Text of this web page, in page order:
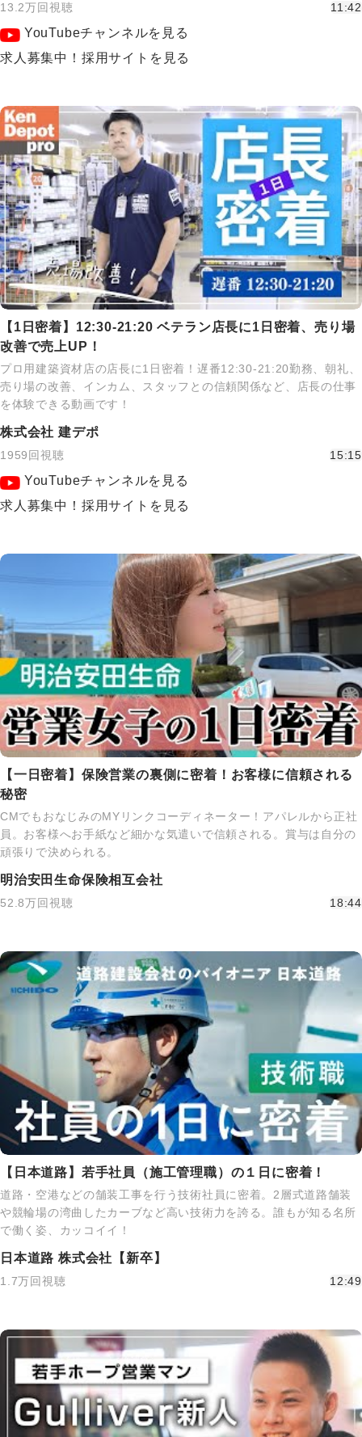
13.2万回視聴 11:42
YouTubeチャンネルを見る
求人募集中！採用サイトを見る
【1日密着】12:30-21:20 ベテラン店長に1日密着、売り場
改善で売上UP！
プロ用建築資材店の店長に1日密着！遅番12:30-21:20勤務、朝礼、
売り場の改善、インカム、スタッフとの信頼関係など、店長の仕事
を体験できる動画です！
株式会社 建デポ
1959回視聴 15:15
YouTubeチャンネルを見る
求人募集中！採用サイトを見る
【一日密着】保険営業の裏側に密着！お客様に信頼される
秘密
CMでもおなじみのMYリンクコーディネーター！アパレルから正社
員。お客様へお手紙など細かな気遣いで信頼される。賞与は自分の
頑張りで決められる。
明治安田生命保険相互会社
52.8万回視聴 18:44
【日本道路】若手社員（施工管理職）の１日に密着！
道路・空港などの舗装工事を行う技術社員に密着。2層式道路舗装
や競輪場の湾曲したカーブなど高い技術力を誇る。誰もが知る名所
で働く姿、カッコイイ！
日本道路 株式会社【新卒】
1.7万回視聴 12:49